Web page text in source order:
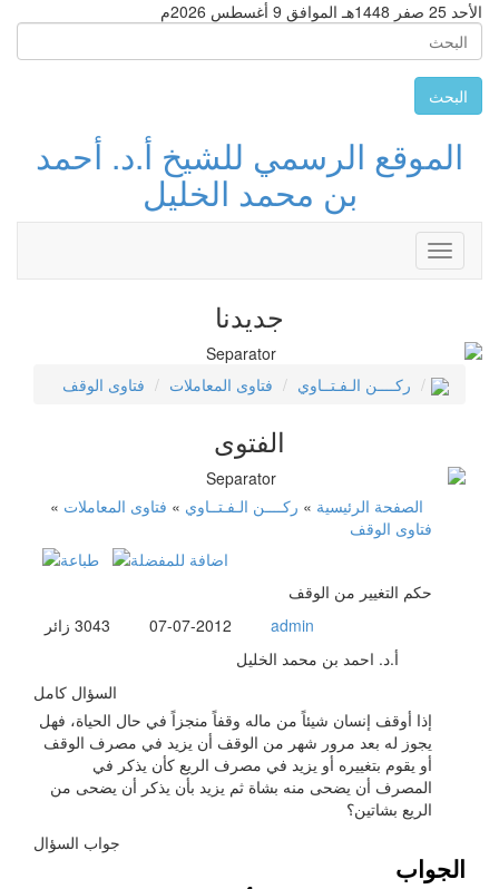
الأحد 25 صفر 1448هـ الموافق 9 أغسطس 2026م
البحث
الموقع الرسمي للشيخ أ.د. أحمد
بن محمد الخليل
Toggle
navigation
جديدنا
ركــــن الـفـتــاوي فتاوى المعاملات فتاوى الوقف
الفتوى
الصفحة الرئيسية » ركــــن الـفـتــاوي » فتاوى المعاملات »
فتاوى الوقف
حكم التغيير من الوقف
3043 زائر 07-07-2012
admin
أ.د. احمد بن محمد الخليل
السؤال كامل
إذا أوقف إنسان شيئاً من ماله وقفاً منجزاً في حال الحياة، فهل
يجوز له بعد مرور شهر من الوقف أن يزيد في مصرف الوقف
أو يقوم بتغييره أو يزيد في مصرف الريع كأن يذكر في
المصرف أن يضحى منه بشاة ثم يزيد بأن يذكر أن يضحى من
الريع بشاتين؟
جواب السؤال
الجواب